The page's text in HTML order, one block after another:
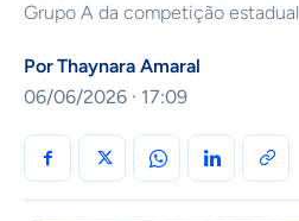
Grupo A da competição estadual
PorThaynara Amaral
06/06/2026 · 17:09